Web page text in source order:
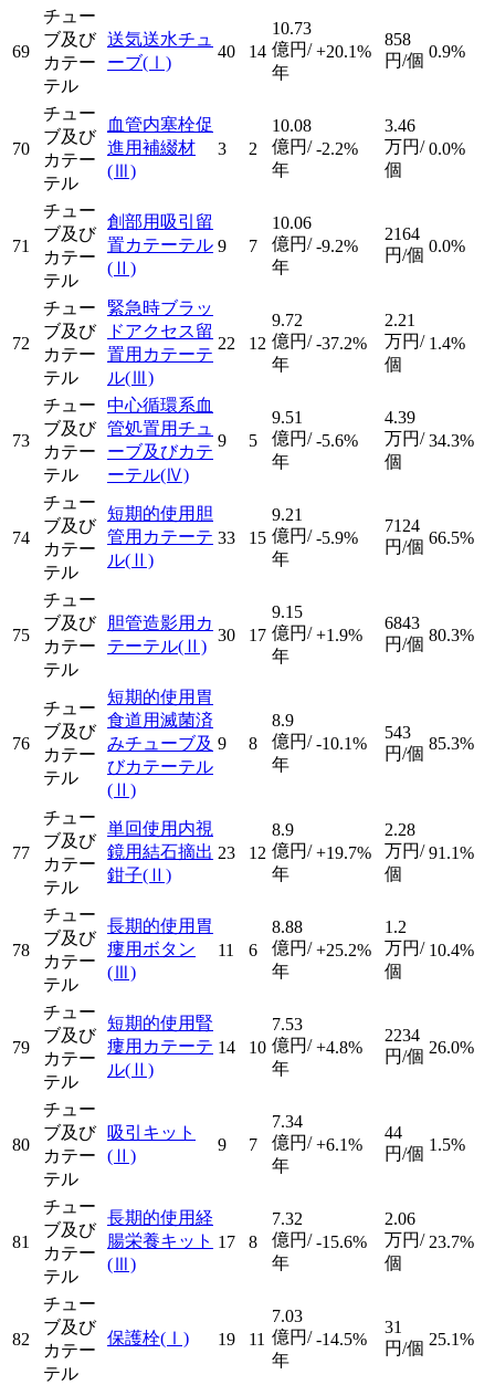
69
チュー
ブ及び
カテー
テル
送気送水チュ
ーブ(Ⅰ)
40 14
10.73
億円/
年
+20.1%
858
円/個 0.9%
70
チュー
ブ及び
カテー
テル
血管内塞栓促
進用補綴材
(Ⅲ)
3 2
10.08
億円/
年
-2.2%
3.46
万円/
個
0.0%
71
チュー
ブ及び
カテー
テル
創部用吸引留
置カテーテル
(Ⅱ)
9 7
10.06
億円/
年
-9.2%
2164
円/個 0.0%
72
チュー
ブ及び
カテー
テル
緊急時ブラッ
ドアクセス留
置用カテーテ
ル(Ⅲ)
22 12
9.72
億円/
年
-37.2%
2.21
万円/
個
1.4%
73
チュー
ブ及び
カテー
テル
中心循環系血
管処置用チュ
ーブ及びカテ
ーテル(Ⅳ)
9 5
9.51
億円/
年
-5.6%
4.39
万円/
個
34.3%
74
チュー
ブ及び
カテー
テル
短期的使用胆
管用カテーテ
ル(Ⅱ)
33 15
9.21
億円/
年
-5.9%
7124
円/個 66.5%
75
チュー
ブ及び
カテー
テル
胆管造影用カ
テーテル(Ⅱ)
30 17
9.15
億円/
年
+1.9%
6843
円/個 80.3%
76
チュー
ブ及び
カテー
テル
短期的使用胃
食道用滅菌済
みチューブ及
びカテーテル
(Ⅱ)
9 8
8.9
億円/
年
-10.1%
543
円/個
85.3%
77
チュー
ブ及び
カテー
テル
単回使用内視
鏡用結石摘出
鉗子(Ⅱ)
23 12
8.9
億円/
年
+19.7%
2.28
万円/
個
91.1%
78
チュー
ブ及び
カテー
テル
長期的使用胃
瘻用ボタン
(Ⅲ)
11 6
8.88
億円/
年
+25.2%
1.2
万円/
個
10.4%
79
チュー
ブ及び
カテー
テル
短期的使用腎
瘻用カテーテ
ル(Ⅱ)
14 10
7.53
億円/
年
+4.8%
2234
円/個 26.0%
80
チュー
ブ及び
カテー
テル
吸引キット
(Ⅱ)
9 7
7.34
億円/
年
+6.1%
44
円/個 1.5%
81
チュー
ブ及び
カテー
テル
長期的使用経
腸栄養キット
(Ⅲ)
17 8
7.32
億円/
年
-15.6%
2.06
万円/
個
23.7%
82
チュー
ブ及び
カテー
テル
保護栓(Ⅰ) 19 11
7.03
億円/
年
-14.5%
31
円/個 25.1%